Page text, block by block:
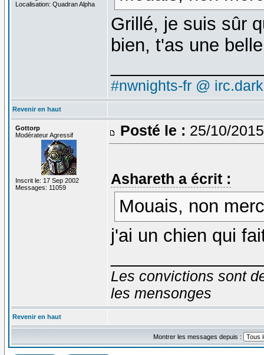
Localisation: Quadran Alpha
Grillé, je suis sûr
bien, t'as une
#nwnights-fr @
Revenir en haut
Gottorp
Modérateur Agressif
Inscrit le: 17 Sep 2002
Messages: 11059
Posté le : 25/10/
Ashareth a écrit :
Mouais, non
j'ai un chien qui
Les convictions sont
les mensonges
Revenir en haut
Montrer les messages depuis :